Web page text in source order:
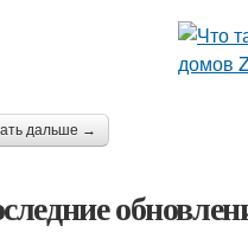
дальше →